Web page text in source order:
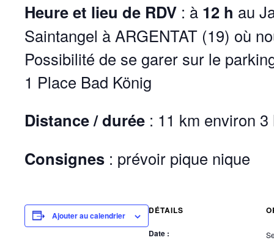
Heure et lieu de RDV : à 12 h au
Saintangel à ARGENTAT (19) où
Possibilité de se garer sur le
1 Place Bad König
Distance / durée : 11 km environ
Consignes : prévoir pique nique
Ajouter au calendrier DÉTAILS
Date :